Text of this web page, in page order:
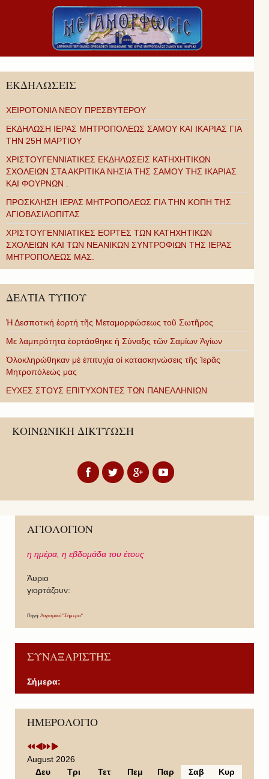
ΕΚΔΗΛΩΣΕΙΣ
ΧΕΙΡΟΤΟΝΙΑ ΝΕΟΥ ΠΡΕΣΒΥΤΕΡΟΥ
ΕΚΔΗΛΩΣΗ ΙΕΡΑΣ ΜΗΤΡΟΠΟΛΕΩΣ ΣΑΜΟΥ ΚΑΙ ΙΚΑΡΙΑΣ ΓΙΑ
ΤΗΝ 25Η ΜΑΡΤΙΟΥ
ΧΡΙΣΤΟΥΓΕΝΝΙΑΤΙΚΕΣ ΕΚΔΗΛΩΣΕΙΣ ΚΑΤΗΧΗΤΙΚΩΝ
ΣΧΟΛΕΙΩΝ ΣΤΑ ΑΚΡΙΤΙΚΑ ΝΗΣΙΑ ΤΗΣ ΣΑΜΟΥ ΤΗΣ ΙΚΑΡΙΑΣ
ΚΑΙ ΦΟΥΡΝΩΝ .
ΠΡΟΣΚΛΗΣΗ ΙΕΡΑΣ ΜΗΤΡΟΠΟΛΕΩΣ ΓΙΑ ΤΗΝ ΚΟΠΗ ΤΗΣ
ΑΓΙΟΒΑΣΙΛΟΠΙΤΑΣ
ΧΡΙΣΤΟΥΓΕΝΝΙΑΤΙΚΕΣ ΕΟΡΤΕΣ ΤΩΝ ΚΑΤΗΧΗΤΙΚΩΝ
ΣΧΟΛΕΙΩΝ ΚΑΙ ΤΩΝ ΝΕΑΝΙΚΩΝ ΣΥΝΤΡΟΦΙΩΝ ΤΗΣ ΙΕΡΑΣ
ΜΗΤΡΟΠΟΛΕΩΣ ΜΑΣ.
ΔΕΛΤΙΑ ΤΥΠΟΥ
Ἡ Δεσποτική ἑορτή τῆς Μεταμορφώσεως τοῦ Σωτῆρος
Με λαμπρότητα ἑορτάσθηκε ἡ Σύναξις τῶν Σαμίων Ἁγίων
Ὁλοκληρώθηκαν μὲ ἐπιτυχία οἱ κατασκηνώσεις τῆς Ἱερᾶς
Μητροπόλεώς μας
ΕΥΧΕΣ ΣΤΟΥΣ ΕΠΙΤΥΧΟΝΤΕΣ ΤΩΝ ΠΑΝΕΛΛΗΝΙΩΝ
ΚΟΙΝΩΝΙΚΗ ΔΙΚΤΥΩΣΗ
ΑΓΙΟΛΟΓΙΟΝ
η ημέρα, η εβδομάδα του έτους
Άυριο
γιορτάζουν:
Πηγή: Λογισμικό "Σήμερα"
ΣΥΝΑΞΑΡΙΣΤΗΣ
Σήμερα:
ΗΜΕΡΟΛΟΓΙΟ
P
r
v
i
P
r
v
i
o
N
e
t
Y
e
N
e
t
M
August 2026
Δευ
Τρι Τετ Πεμ Παρ Σαβ Κυρ